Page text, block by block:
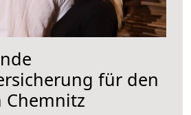
für den
Chemnitz